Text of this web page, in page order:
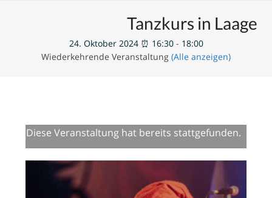
menu
menu
Tanzkurs in Laage
24. Oktober 2024 ⏰ 16:30- 18:00
Wiederkehrende Veranstaltung (Alle anzeigen)
Diese Veranstaltung hat bereits stattgefunden.